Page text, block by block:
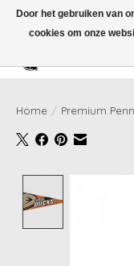
Home / Premium
Door het gebruiken van
cookies om onze